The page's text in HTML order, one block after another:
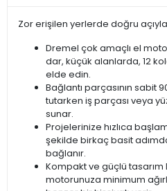
Zor erişilen yerlerde doğru açıyla
Dremel çok amaçlı el
dar, küçük alanlarda, 12
elde edin.
Bağlantı parçasının sabit
tutarken iş parçası veya
sunar.
Projelerinize hızlıca
şekilde birkaç basit
bağlanır.
Kompakt ve güçlü
motorunuza minimum